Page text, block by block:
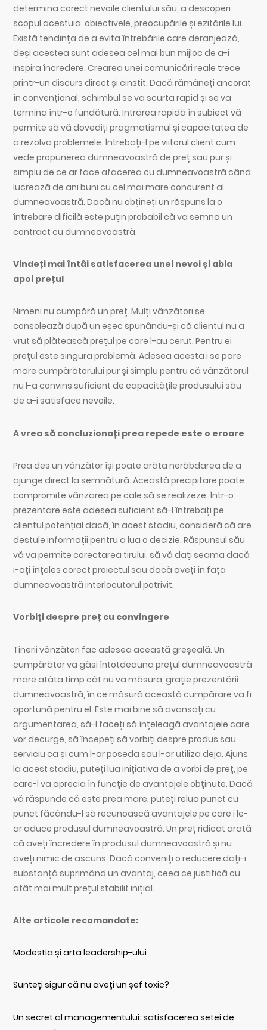
determina corect nevoile clientului său, a descoperi
scopul acestuia, obiectivele, preocupările și ezitările lui.
Există tendința de a evita întrebările care deranjează,
deși acestea sunt adesea cel mai bun mijloc de a-i
inspira încredere. Crearea unei comunicări reale trece
printr-un discurs direct și cinstit. Dacă rămâneți ancorat
în convențional, schimbul se va scurta rapid și se va
termina într-o fundătură. Intrarea rapidă în subiect vă
permite să vă dovediți pragmatismul și capacitatea de
a rezolva problemele. Întrebați-l pe viitorul client cum
vede propunerea dumneavoastră de preț sau pur și
simplu de ce ar face afacerea cu dumneavoastră când
lucrează de ani buni cu cel mai mare concurent al
dumneavoastră. Dacă nu obțineți un răspuns la o
întrebare dificilă este puțin probabil că va semna un
contract cu dumneavoastră.
Vindeți mai întâi satisfacerea unei nevoi și abia
apoi prețul
Nimeni nu cumpără un preț. Mulți vânzători se
consolează după un eșec spunându-și că clientul nu a
vrut să plătească prețul pe care l-au cerut. Pentru ei
prețul este singura problemă. Adesea acesta i se pare
mare cumpărătorului pur și simplu pentru că vânzătorul
nu l-a convins suficient de capacitățile produsului său
de a-i satisface nevoile.
A vrea să concluzionați prea repede este o eroare
Prea des un vânzător își poate arăta nerăbdarea de a
ajunge direct la semnătură. Această precipitare poate
compromite vânzarea pe cale să se realizeze. Într-o
prezentare este adesea suficient să-l întrebați pe
clientul potențial dacă, în acest stadiu, consideră că are
destule informații pentru a lua o decizie. Răspunsul său
vă va permite corectarea tirului, să vă dați seama dacă
i-ați înțeles corect proiectul sau dacă aveți în fața
dumneavoastră interlocutorul potrivit.
Vorbiți despre preț cu convingere
Tinerii vânzători fac adesea această greșeală. Un
cumpărător va găsi întotdeauna prețul dumneavoastră
mare atâta timp cât nu va măsura, grație prezentării
dumneavoastră, în ce măsură această cumpărare va fi
oportună pentru el. Este mai bine să avansați cu
argumentarea, să-l faceți să înțeleagă avantajele care
vor decurge, să începeți să vorbiți despre produs sau
serviciu ca și cum l-ar poseda sau l-ar utiliza deja. Ajuns
la acest stadiu, puteți lua inițiativa de a vorbi de preț, pe
care-l va aprecia în funcție de avantajele obținute. Dacă
vă răspunde că este prea mare, puteți relua punct cu
punct făcându-l să recunoască avantajele pe care i le-
ar aduce produsul dumneavoastră. Un preț ridicat arată
că aveți încredere în produsul dumneavoastră și nu
aveți nimic de ascuns. Dacă conveniți o reducere dați-i
substanță suprimând un avantaj, ceea ce justifică cu
atât mai mult prețul stabilit inițial.
Alte articole recomandate:
Modestia și arta leadership-ului
Sunteți sigur că nu aveți un șef toxic?
Un secret al managementului: satisfacerea setei de